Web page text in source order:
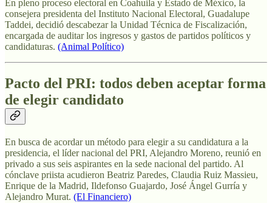
En pleno proceso electoral en Coahuila y Estado de México, la
consejera presidenta del Instituto Nacional Electoral, Guadalupe
Taddei, decidió descabezar la Unidad Técnica de Fiscalización,
encargada de auditar los ingresos y gastos de partidos políticos y
candidaturas. (Animal Político)
Pacto del PRI: todos deben aceptar forma
de elegir candidato
En busca de acordar un método para elegir a su candidatura a la
presidencia, el líder nacional del PRI, Alejandro Moreno, reunió en
privado a sus seis aspirantes en la sede nacional del partido. Al
cónclave priista acudieron Beatriz Paredes, Claudia Ruiz Massieu,
Enrique de la Madrid, Ildefonso Guajardo, José Ángel Gurría y
Alejandro Murat. (El Financiero)